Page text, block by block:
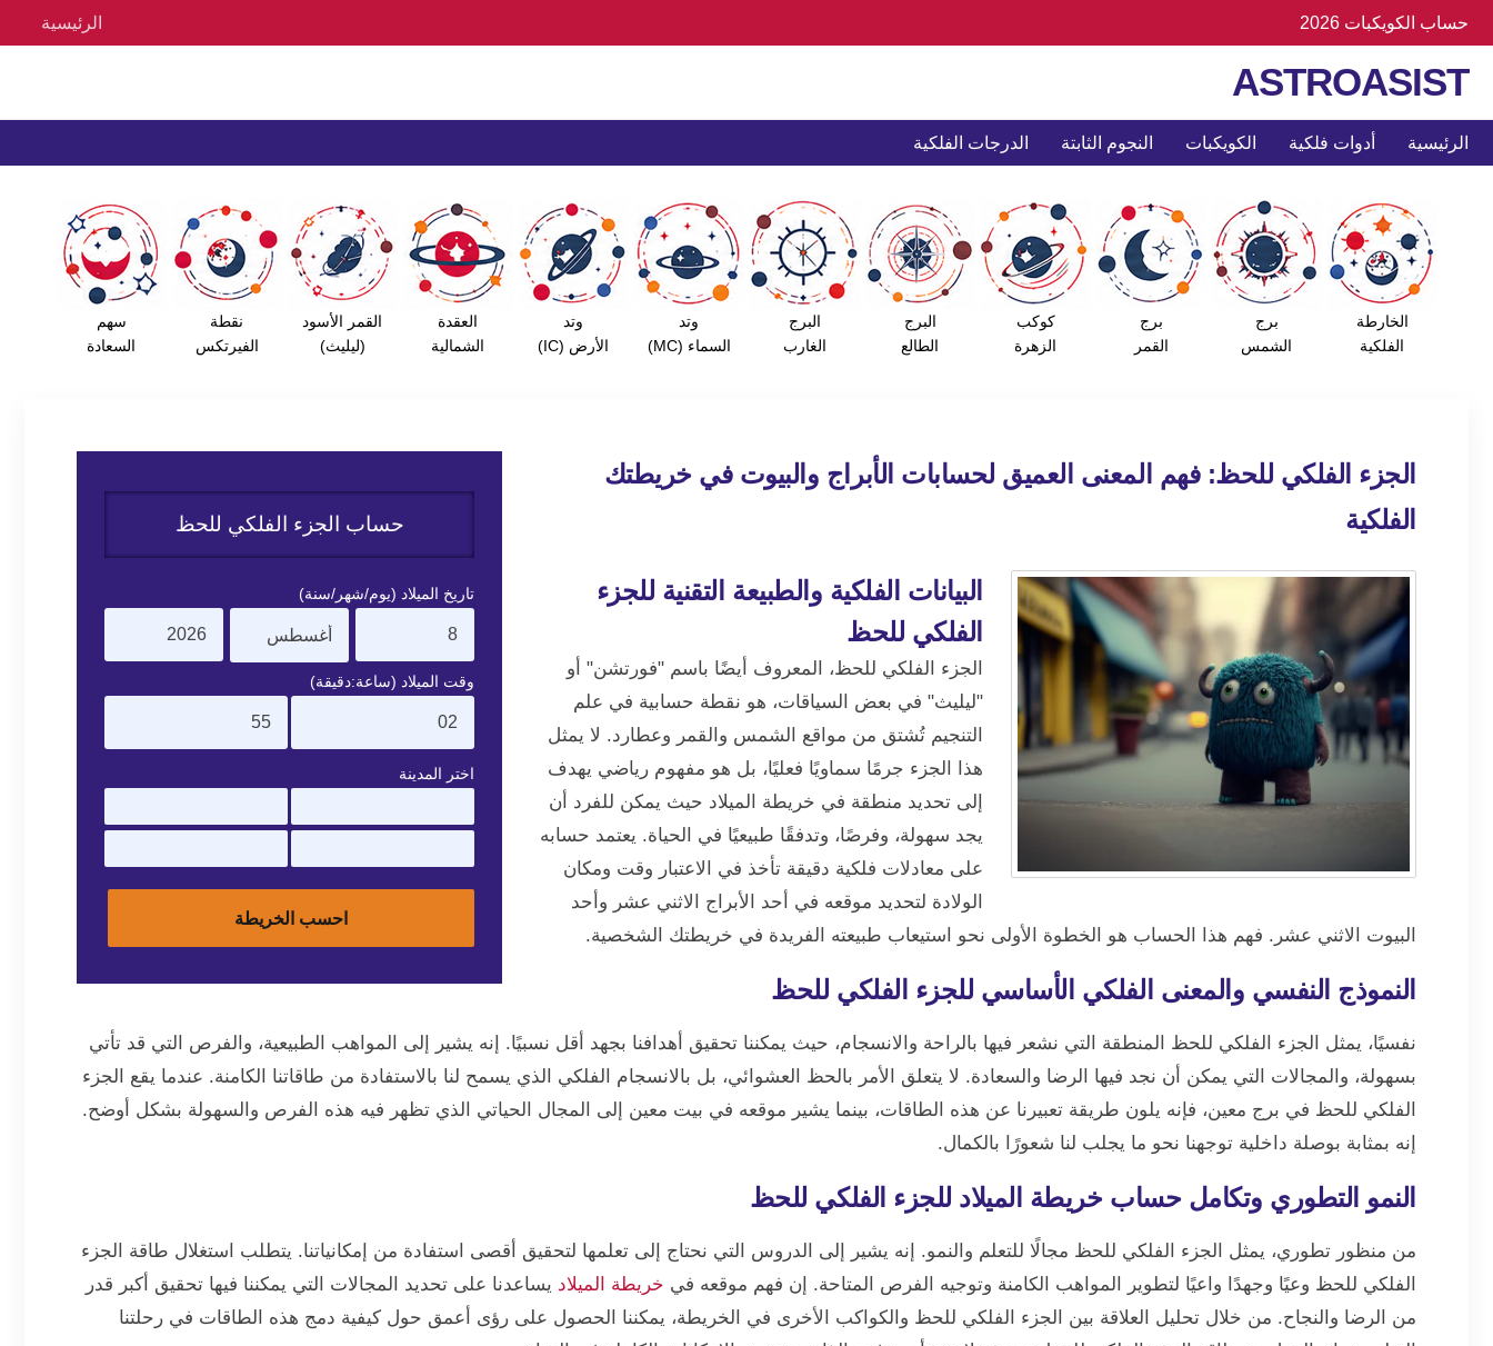
حساب الكويكبات 2026 الرئيسية
ASTROASIST
الرئيسية أدوات فلكية الكويكبات النجوم الثابتة الدرجات الفلكية
الخارطة
الفلكية
برج
الشمس
برج
القمر
كوكب
الزهرة
البرج
الطالع
البرج
الغارب
وتد
السماء (MC)
وتد
الأرض (IC)
العقدة
الشمالية
القمر الأسود
(ليليث)
نقطة
الفيرتكس
سهم
السعادة
حساب الجزء الفلكي للحظ
تاريخ الميلاد (يوم/شهر/سنة)
وقت الميلاد (ساعة:دقيقة)
اختر المدينة
الجزء الفلكي للحظ: فهم المعنى العميق لحسابات الأبراج والبيوت في خريطتك
الفلكية
البيانات الفلكية والطبيعة التقنية للجزء
الفلكي للحظ
الجزء الفلكي للحظ، المعروف أيضًا باسم "فورتشن" أو
"ليليث" في بعض السياقات، هو نقطة حسابية في علم
التنجيم تُشتق من مواقع الشمس والقمر وعطارد. لا يمثل
هذا الجزء جرمًا سماويًا فعليًا، بل هو مفهوم رياضي يهدف
إلى تحديد منطقة في خريطة الميلاد حيث يمكن للفرد أن
يجد سهولة، وفرصًا، وتدفقًا طبيعيًا في الحياة. يعتمد حسابه
على معادلات فلكية دقيقة تأخذ في الاعتبار وقت ومكان
الولادة لتحديد موقعه في أحد الأبراج الاثني عشر وأحد
البيوت الاثني عشر. فهم هذا الحساب هو الخطوة الأولى نحو استيعاب طبيعته الفريدة في خريطتك الشخصية.
النموذج النفسي والمعنى الفلكي الأساسي للجزء الفلكي للحظ
نفسيًا، يمثل الجزء الفلكي للحظ المنطقة التي نشعر فيها بالراحة والانسجام، حيث يمكننا تحقيق أهدافنا بجهد أقل نسبيًا. إنه يشير إلى المواهب الطبيعية، والفرص التي قد تأتي
بسهولة، والمجالات التي يمكن أن نجد فيها الرضا والسعادة. لا يتعلق الأمر بالحظ العشوائي، بل بالانسجام الفلكي الذي يسمح لنا بالاستفادة من طاقاتنا الكامنة. عندما يقع الجزء
الفلكي للحظ في برج معين، فإنه يلون طريقة تعبيرنا عن هذه الطاقات، بينما يشير موقعه في بيت معين إلى المجال الحياتي الذي تظهر فيه هذه الفرص والسهولة بشكل أوضح.
إنه بمثابة بوصلة داخلية توجهنا نحو ما يجلب لنا شعورًا بالكمال.
النمو التطوري وتكامل حساب خريطة الميلاد للجزء الفلكي للحظ
من منظور تطوري، يمثل الجزء الفلكي للحظ مجالًا للتعلم والنمو. إنه يشير إلى الدروس التي نحتاج إلى تعلمها لتحقيق أقصى استفادة من إمكانياتنا. يتطلب استغلال طاقة الجزء
الفلكي للحظ وعيًا وجهدًا واعيًا لتطوير المواهب الكامنة وتوجيه الفرص المتاحة. إن فهم موقعه في خريطة الميلاد يساعدنا على تحديد المجالات التي يمكننا فيها تحقيق أكبر قدر
من الرضا والنجاح. من خلال تحليل العلاقة بين الجزء الفلكي للحظ والكواكب الأخرى في الخريطة، يمكننا الحصول على رؤى أعمق حول كيفية دمج هذه الطاقات في رحلتنا